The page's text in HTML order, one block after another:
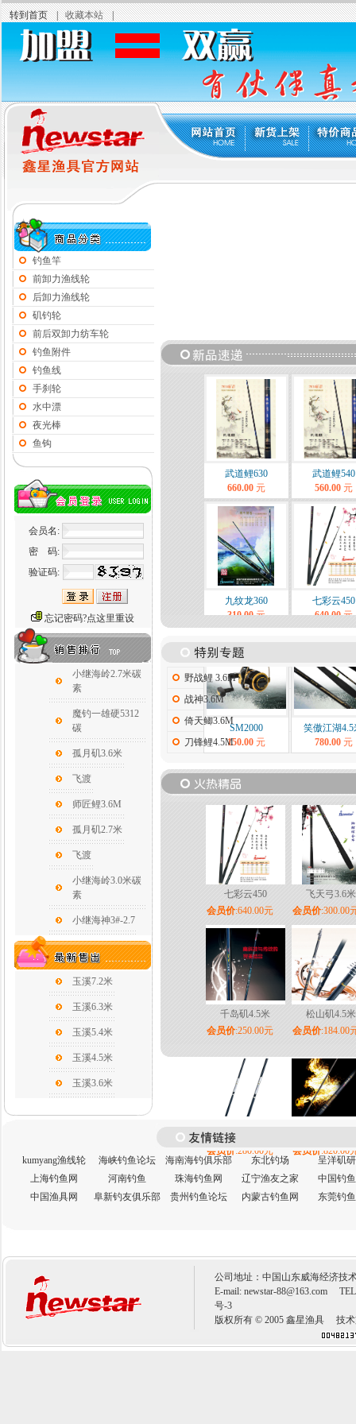
转到首页 | 收藏本站 |
钓鱼竿
前卸力渔线轮
后卸力渔线轮
矶钓轮
前后双卸力纺车轮
钓鱼附件
钓鱼线
手刹轮
水中漂
夜光棒
鱼钩
会员名:
密 码:
验证码:
忘记密码?点这里重设
小继海岭2.7米碳
素
魔钓一雄硬5312
碳
孤月矶3.6米
飞渡
师匠鲤3.6M
孤月矶2.7米
飞渡
小继海岭3.0米碳
素
小继海神3#-2.7
玉溪7.2米
玉溪6.3米
玉溪5.4米
玉溪4.5米
玉溪3.6米
武道鲤630
660.00 元
武道鲤540
560.00 元
九纹龙360
310.00元
七彩云450
640.00元
SM2000
150.00 元
笑傲江湖4.5
780.00 元
野战鲤 3.6M
战神3.6M
倚天鲫3.6M
刀锋鲤4.5M
七彩云450
会员价:640.00元
飞天弓3.6米
会员价:300.00
千岛矶4.5米
会员价:250.00元
松山矶4.5米
会员价:184.00
锐霸7.2米
会员价 :280.00元
会员价 :820.00
kumyang渔线轮
海峡钓鱼论坛 海南海钓俱乐部 东北钓场
呈洋矶
上海钓鱼网
河南钓鱼 珠海钓鱼网 辽宁渔友之家
中国钓
中国渔具网
阜新钓友俱乐部 贵州钓鱼论坛 内蒙古钓鱼网 东莞钓
公司地址：中国山东威海经济技
E-mail: newstar-88@163.comTEL：
号-3
版权所有 © 2005 鑫星渔具 技术